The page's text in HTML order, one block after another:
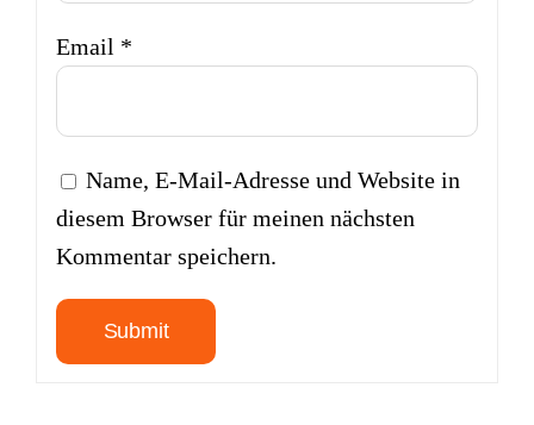
Email *
Name, E-Mail-Adresse und Website in
diesem Browser für meinen nächsten
Kommentar speichern.